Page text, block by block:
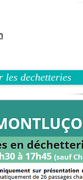
les dechetteries